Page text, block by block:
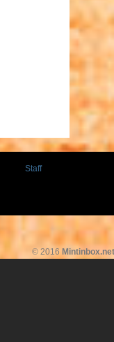
Staff
© 2016 Mintinbox.net